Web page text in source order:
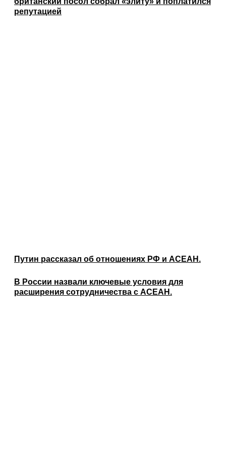
репутацией
Путин рассказал об отношениях РФ и АСЕАН.
В России назвали ключевые условия для
расширения сотрудничества с АСЕАН.